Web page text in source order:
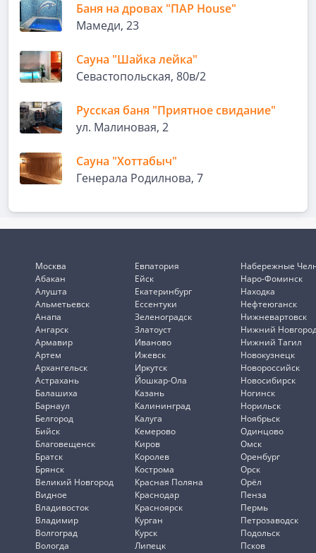
Баня на дровах "ПАР House"
Мамеди, 23
Сауна "Шайка лейка"
Севастопольская, 80в/2
Русская баня "Приятное свидание"
ул. Малиновая, 2
Сауна "Хоттабыч"
Генерала Родилнова, 7
Москва
Абакан
Алушта
Альметьевск
Анапа
Ангарск
Армавир
Артем
Архангельск
Астрахань
Балашиха
Барнаул
Белгород
Бийск
Благовещенск
Братск
Брянск
Великий Новгород
Видное
Владивосток
Владимир
Волгоград
Вологда
Евпатория
Ейск
Екатеринбург
Ессентуки
Зеленоградск
Златоуст
Иваново
Ижевск
Иркутск
Йошкар-Ола
Казань
Калининград
Калуга
Кемерово
Киров
Королев
Кострома
Красная Поляна
Краснодар
Красноярск
Курган
Курск
Липецк
Набережные
Наро-Фоминск
Находка
Нефтеюганск
Нижневартовск
Нижний
Нижний Тагил
Новокузнецк
Новороссийск
Новосибирск
Ногинск
Норильск
Ноябрьск
Одинцово
Омск
Оренбург
Орск
Орёл
Пенза
Пермь
Петрозаводск
Подольск
Псков